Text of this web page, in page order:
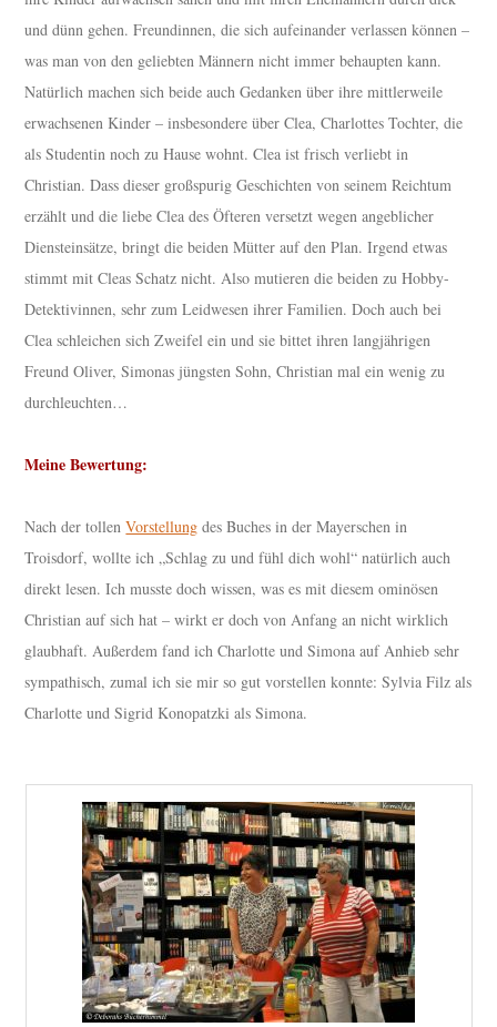
und dünn gehen. Freundinnen, die sich aufeinander verlassen können –
was man von den geliebten Männern nicht immer behaupten kann.
Natürlich machen sich beide auch Gedanken über ihre mittlerweile
erwachsenen Kinder – insbesondere über Clea, Charlottes Tochter, die
als Studentin noch zu Hause wohnt. Clea ist frisch verliebt in
Christian. Dass dieser großspurig Geschichten von seinem Reichtum
erzählt und die liebe Clea des Öfteren versetzt wegen angeblicher
Diensteinsätze, bringt die beiden Mütter auf den Plan. Irgend etwas
stimmt mit Cleas Schatz nicht. Also mutieren die beiden zu Hobby-
Detektivinnen, sehr zum Leidwesen ihrer Familien. Doch auch bei
Clea schleichen sich Zweifel ein und sie bittet ihren langjährigen
Freund Oliver, Simonas jüngsten Sohn, Christian mal ein wenig zu
durchleuchten…
Meine Bewertung:
Nach der tollenVorstellung des Buches in der Mayerschen in
Troisdorf, wollte ich „Schlag zu und fühl dich wohl“ natürlich auch
direkt lesen. Ich musste doch wissen, was es mit diesem ominösen
Christian auf sich hat – wirkt er doch von Anfang an nicht wirklich
glaubhaft. Außerdem fand ich Charlotte und Simona auf Anhieb sehr
sympathisch, zumal ich sie mir so gut vorstellen konnte: Sylvia Filz als
Charlotte und Sigrid Konopatzki als Simona.